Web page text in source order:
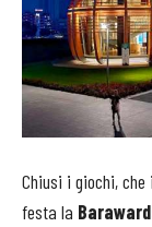
Chiusi i giochi,
festa la